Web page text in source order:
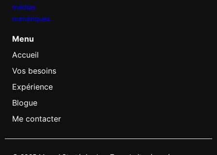
Menu
Accueil
Vos besoins
Expérience
Blogue
Me contacter